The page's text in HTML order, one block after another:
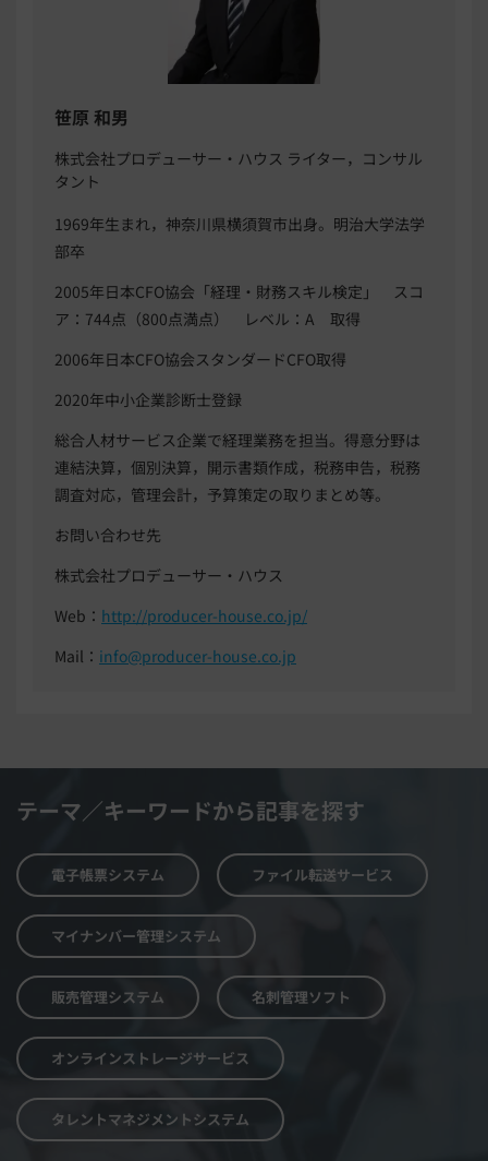
笹原 和男
株式会社プロデューサー・ハウス ライター，コンサル
タント
1969年生まれ，神奈川県横須賀市出身。明治大学法学
部卒
2005年日本CFO協会「経理・財務スキル検定」 スコ
ア：744点（800点満点） レベル：A 取得
2006年日本CFO協会スタンダードCFO取得
2020年中小企業診断士登録
総合人材サービス企業で経理業務を担当。得意分野は
連結決算，個別決算，開示書類作成，税務申告，税務
調査対応，管理会計，予算策定の取りまとめ等。
お問い合わせ先
株式会社プロデューサー・ハウス
Web： http://producer-house.co.jp/
Mail： info@producer-house.co.jp
テーマ／キーワードから記事を探す
電子帳票システム ファイル転送サービス
マイナンバー管理システム
販売管理システム 名刺管理ソフト
オンラインストレージサービス
タレントマネジメントシステム